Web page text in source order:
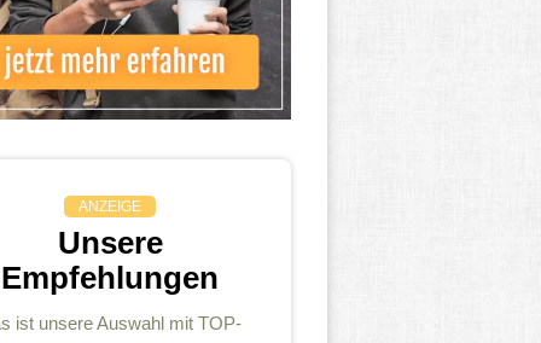
ANZEIGE
Unsere
Empfehlungen
ist unsere Auswahl mit TOP-